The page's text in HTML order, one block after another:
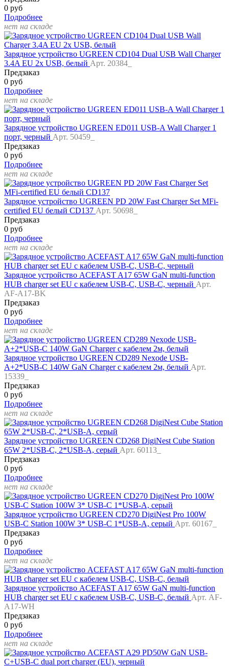
0 руб
Подробнее
нет на складе
Зарядное устройство UGREEN CD104 Dual USB Wall Charger
3.4A EU 2x USB, белый Арт. 20384_
Предзаказ
0 руб
Подробнее
нет на складе
Зарядное устройство UGREEN ED011 USB-A Wall Charger 1
порт, черный Арт. 50459_
Предзаказ
0 руб
Подробнее
нет на складе
Зарядное устройство UGREEN PD 20W Fast Charger Set MFi-
certified EU белый CD137 Арт. 50698_
Предзаказ
0 руб
Подробнее
нет на складе
Зарядное устройство ACEFAST A17 65W GaN multi-function
HUB charger set EU с кабелем USB-C, USB-C, черный Арт.
AF-A17-BK
Предзаказ
0 руб
Подробнее
нет на складе
Зарядное устройство UGREEN CD289 Nexode USB-
A+2*USB-C 140W GaN Charger с кабелем 2м, белый Арт.
15339_
Предзаказ
0 руб
Подробнее
нет на складе
Зарядное устройство UGREEN CD268 DigiNest Cube Station
65W 2*USB-C, 2*USB-A, серый Арт. 60113_
Предзаказ
0 руб
Подробнее
нет на складе
Зарядное устройство UGREEN CD270 DigiNest Pro 100W
USB-C Station 100W 3* USB-C 1*USB-A, серый Арт. 60167_
Предзаказ
0 руб
Подробнее
нет на складе
Зарядное устройство ACEFAST A17 65W GaN multi-function
HUB charger set EU с кабелем USB-C, USB-C, белый Арт. AF-
A17-WH
Предзаказ
0 руб
Подробнее
нет на складе